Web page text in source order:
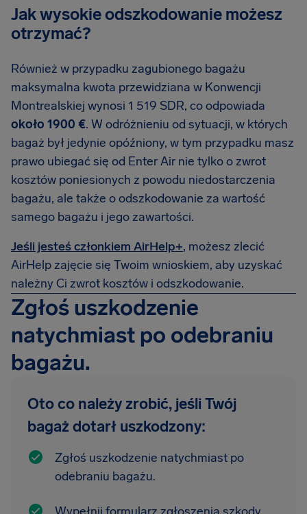
Jak wysokie odszkodowanie możesz
otrzymać?
Również w przypadku zagubionego bagażu
maksymalna kwota przewidziana w Konwencji
Montrealskiej wynosi 1 519 SDR, co odpowiada
około 1900 €. W odróżnieniu od sytuacji, w których
bagaż był jedynie opóźniony, w tym przypadku masz
prawo ubiegać się od Enter Air nie tylko o zwrot
kosztów poniesionych z powodu niedostarczenia
bagażu, ale także o odszkodowanie za wartość
samego bagażu i jego zawartości.
Jeśli jesteś członkiem AirHelp+, możesz zlecić
AirHelp zajęcie się Twoim wnioskiem, aby uzyskać
należny Ci zwrot kosztów i odszkodowanie.
Zgłoś uszkodzenie
natychmiast po odebraniu
bagażu.
Oto co należy zrobić, jeśli Twój
bagaż dotarł uszkodzony:
Zgłoś uszkodzenie natychmiast po
odebraniu bagażu.